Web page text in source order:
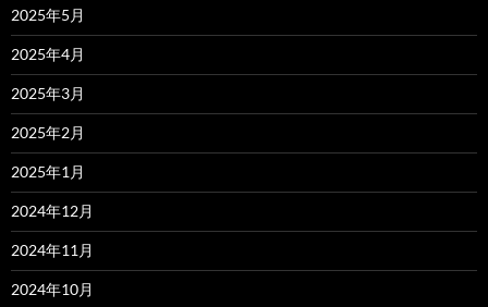
2025年5月
2025年4月
2025年3月
2025年2月
2025年1月
2024年12月
2024年11月
2024年10月